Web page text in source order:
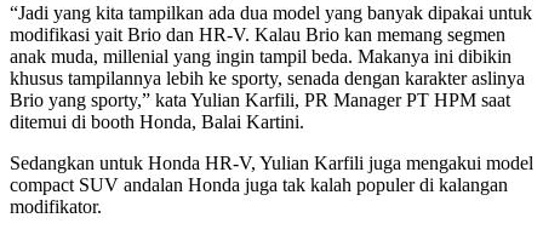
“Jadi yang kita tampilkan ada dua model yang banyak dipakai untuk
modifikasi yait Brio dan HR-V. Kalau Brio kan memang segmen
anak muda, millenial yang ingin tampil beda. Makanya ini dibikin
khusus tampilannya lebih ke sporty, senada dengan karakter aslinya
Brio yang sporty,” kata Yulian Karfili, PR Manager PT HPM saat
ditemui di booth Honda, Balai Kartini.
Sedangkan untuk Honda HR-V, Yulian Karfili juga mengakui model
compact SUV andalan Honda juga tak kalah populer di kalangan
modifikator.